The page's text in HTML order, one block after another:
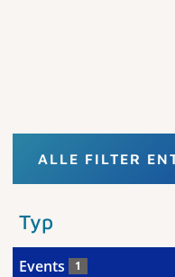
ALLE FILTER
Typ
Events 1